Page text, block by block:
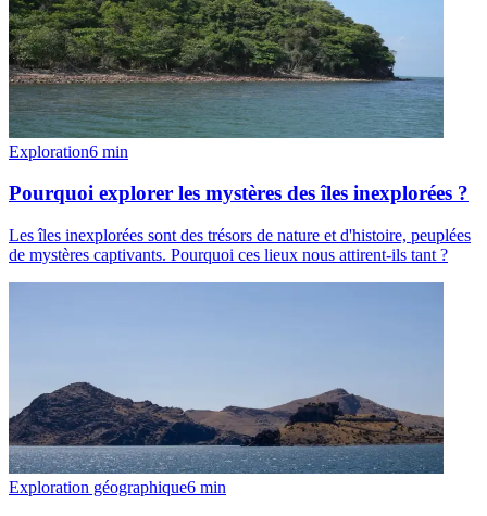
Exploration6 min
Pourquoi explorer les mystères des îles inexplorées ?
Les îles inexplorées sont des trésors de nature et d'histoire, peuplées
de mystères captivants. Pourquoi ces lieux nous attirent-ils tant ?
Exploration géographique6 min